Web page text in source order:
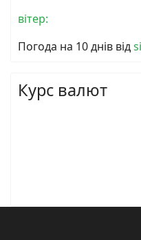
вітер:
Погода на 10 днів від
Курс валют